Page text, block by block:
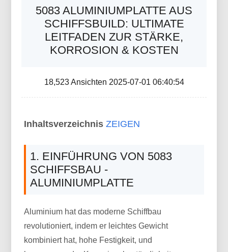
5083 ALUMINIUMPLATTE AUS
SCHIFFSBUILD: ULTIMATE
LEITFADEN ZUR STÄRKE,
KORROSION & KOSTEN
18,523 Ansichten 2025-07-01 06:40:54
Inhaltsverzeichnis ZEIGEN
1. EINFÜHRUNG VON 5083
SCHIFFSBAU -
ALUMINIUMPLATTE
Aluminium hat das moderne Schiffbau
revolutioniert, indem er leichtes Gewicht
kombiniert hat, hohe Festigkeit, und